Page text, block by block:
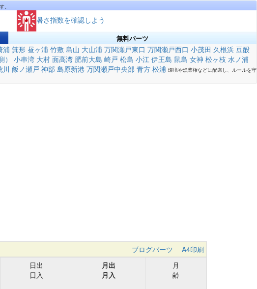
。
暑さ指数を確認しよう
無料パーツ
浦 箕形 昼ヶ浦 竹敷 島山 大山浦 万関瀬戸東口 万関瀬戸西口 小茂田 久根浜 豆酘
小串湾 大村 面高湾 肥前大島 崎戸 松島 小江 伊王島 鼠島 女神 松ヶ枝 水ノ浦
川 飯ノ瀬戸 神部 島原新港 万関瀬戸中央部 青方 松浦 環境や漁業権などに配慮し、ルールを守
ブログパーツ
A4印刷
日出
日入
月出
月入
月
齢